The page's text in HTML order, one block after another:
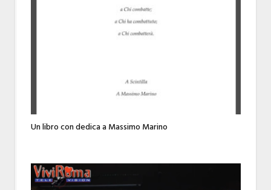
Un libro con dedica a Massimo Marino